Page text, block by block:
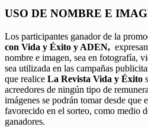
USO DE NOMBRE E
Los participantes ganador de la
con Vida y Éxito y ADEN,
nombre e imagen, sea en fotografía,
sea utilizada en las campañas
que realice La Revista Vida y Éxito
acreedores de ningún tipo de
imágenes se podrán tomar desde que
favorecido en el sorteo, como medio
ganadores.